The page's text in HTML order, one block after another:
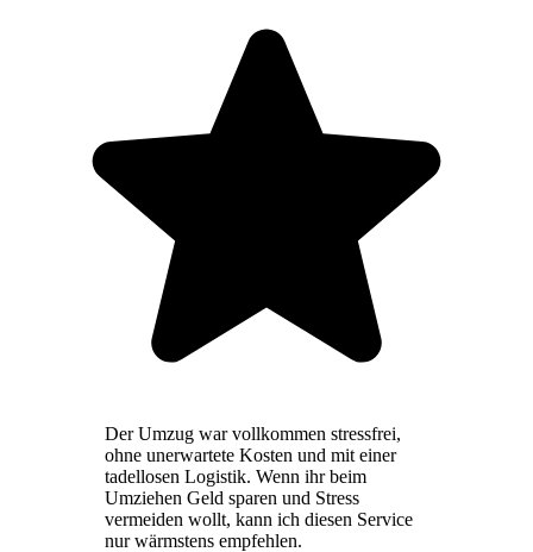
Der Umzug war vollkommen stressfrei,
ohne unerwartete Kosten und mit einer
tadellosen Logistik. Wenn ihr beim
Umziehen Geld sparen und Stress
vermeiden wollt, kann ich diesen Service
nur wärmstens empfehlen.